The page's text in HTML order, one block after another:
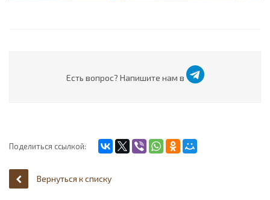
Есть вопрос? Напишите нам в
Поделиться ссылкой:
Вернуться к списку